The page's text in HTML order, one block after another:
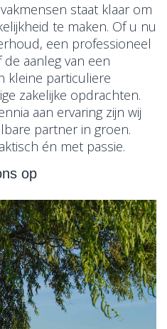
staat klaar om
te maken. Of u nu
een professioneel
aanleg van een
kleine particuliere
zakelijke opdrachten.
aan ervaring zijn wij
partner in groen.
én met passie.
op